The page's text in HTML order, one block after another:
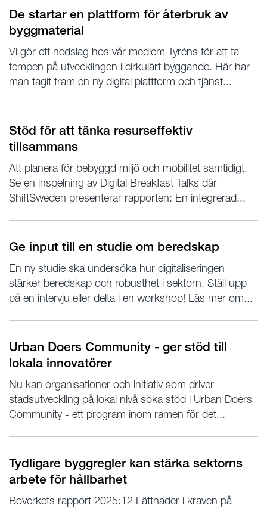
De startar en plattform för återbruk av
byggmaterial
Vi gör ett nedslag hos vår medlem Tyréns för att ta
tempen på utvecklingen i cirkulärt byggande. Här har
man tagit fram en ny digital plattform och tjänst...
Stöd för att tänka resurseffektiv
tillsammans
Att planera för bebyggd miljö och mobilitet samtidigt.
Se en inspelning av Digital Breakfast Talks där
ShiftSweden presenterar rapporten: En integrerad...
Ge input till en studie om beredskap
En ny studie ska undersöka hur digitaliseringen
stärker beredskap och robusthet i sektorn. Ställ upp
på en intervju eller delta i en workshop! Läs mer om...
Urban Doers Community - ger stöd till
lokala innovatörer
Nu kan organisationer och initiativ som driver
stadsutveckling på lokal nivå söka stöd i Urban Doers
Community - ett program inom ramen för det...
Tydligare byggregler kan stärka sektorns
arbete för hållbarhet
Boverkets rapport 2025:12 Lättnader i kraven på